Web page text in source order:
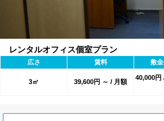
レンタルオフィス個室プラン
広さ 賃料 敷金
3㎡ 39,600円 ～ / 月額
40,000円